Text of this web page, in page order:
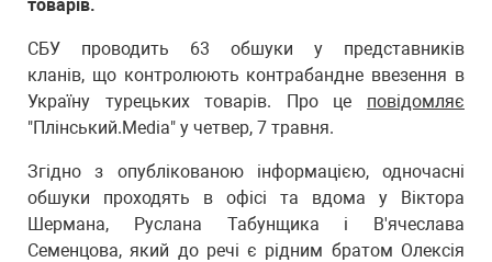
товарів.
СБУ проводить 63 обшуки у представників
кланів, що контролюють контрабандне ввезення в
Україну турецьких товарів. Про це повідомляє
"Плінський.Media" у четвер, 7 травня.
Згідно з опублікованою інформацією, одночасні
обшуки проходять в офісі та вдома у Віктора
Шермана, Руслана Табунщика і В'ячеслава
Семенцова, який до речі є рідним братом Олексія